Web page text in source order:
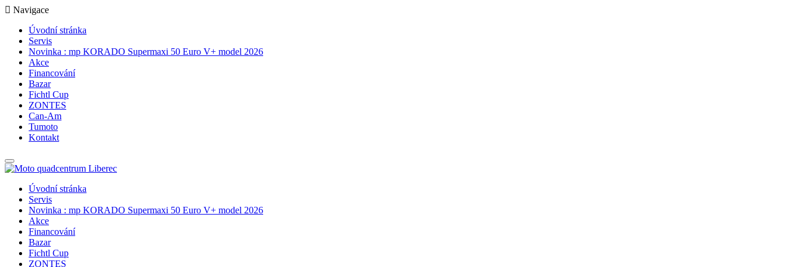
Navigace
Úvodní stránka
Servis
Novinka : mp KORADO Supermaxi 50 Euro V+ model 2026
Akce
Financování
Bazar
Fichtl Cup
ZONTES
Can-Am
Tumoto
Kontakt
Úvodní stránka
Servis
Novinka : mp KORADO Supermaxi 50 Euro V+ model 2026
Akce
Financování
Bazar
Fichtl Cup
ZONTES